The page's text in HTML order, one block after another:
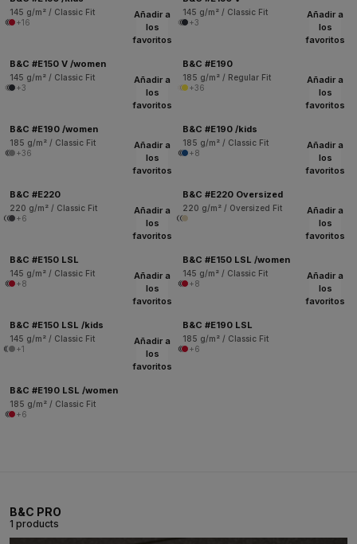
145 g/m² / Classic Fit
+16
145 g/m² / Classic Fit
+3
Añadir a
los
favoritos
B&C #E150 V /women
145 g/m² / Classic Fit
+3
Añadir a
los
favoritos
B&C #E190
185 g/m² / Regular Fit
+36
Añadir a
los
favoritos
B&C #E190 /women
185 g/m² / Classic Fit
+36
Añadir a
los
favoritos
B&C #E190 /kids
185 g/m² / Classic Fit
+8
Añadir a
los
favoritos
B&C #E220
220 g/m² / Classic Fit
+6
Añadir a
los
favoritos
B&C #E220 Oversized
220 g/m² / Oversized Fit
Añadir a
los
favoritos
B&C #E150 LSL
145 g/m² / Classic Fit
+8
Añadir a
los
favoritos
B&C #E150 LSL /women
145 g/m² / Classic Fit
+8
Añadir a
los
favoritos
B&C #E150 LSL /kids
145 g/m² / Classic Fit
+1
Añadir a
los
favoritos
B&C #E190 LSL
185 g/m² / Classic Fit
+6
Añadir a
los
favoritos
B&C #E190 LSL /women
185 g/m² / Classic Fit
+6
B&C PRO
1 products